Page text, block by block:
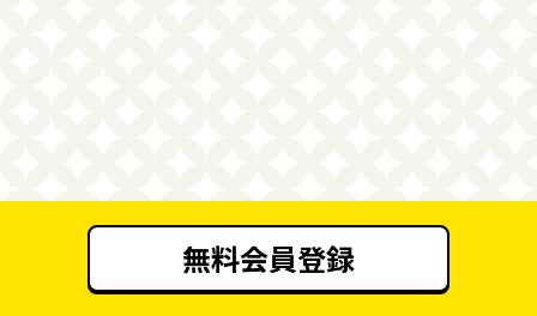
無料会員登録